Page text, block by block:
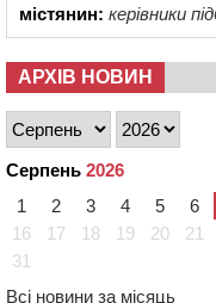
містянин: керівники
АРХІВ НОВИН
Серпень 2026
1
2 3 4 5 6
16
17 18 19 20 21
31
Всі новини за місяць